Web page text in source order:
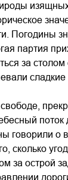
Погодины
партия
за
поток
говорили
сколько
за острой